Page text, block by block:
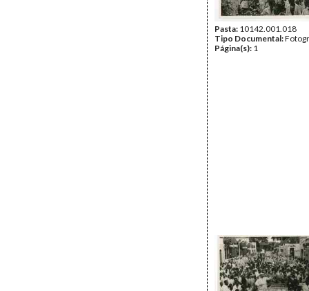
Pasta: 10142.001.018
Tipo Documental:
Página(s): 1